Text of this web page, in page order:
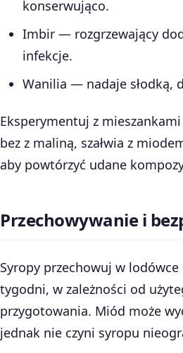
konserwująco.
Imbir — rozgrzewający
infekcje.
Wanilia — nadaje słodką,
Eksperymentuj z
bez z maliną, szałwia z
aby powtórzyć udane
Przechowywanie i
Syropy przechowuj w
tygodni, w zależności od
przygotowania. Miód może
jednak nie czyni syropu